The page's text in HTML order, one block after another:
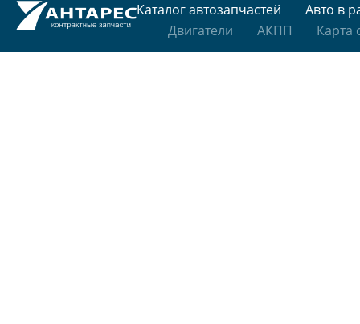
Каталог автозапчастей
Авто в
Двигатели
АКПП Карта